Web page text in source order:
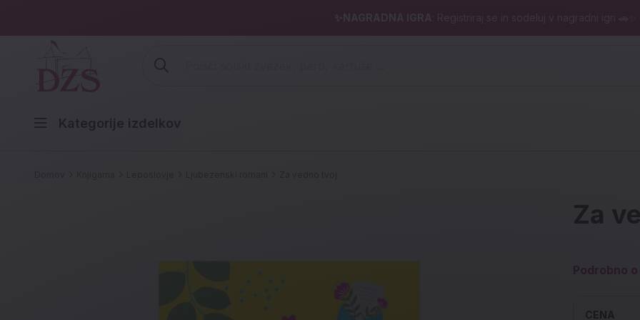
✨NAGRADNA IGRA : Registriraj se in sodeluj v nagradni igri 🚗✨
Kategorije izdelkov
Za
Podrobno
CENA